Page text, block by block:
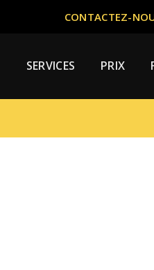
CONTACTEZ-
SERVICES PRIX